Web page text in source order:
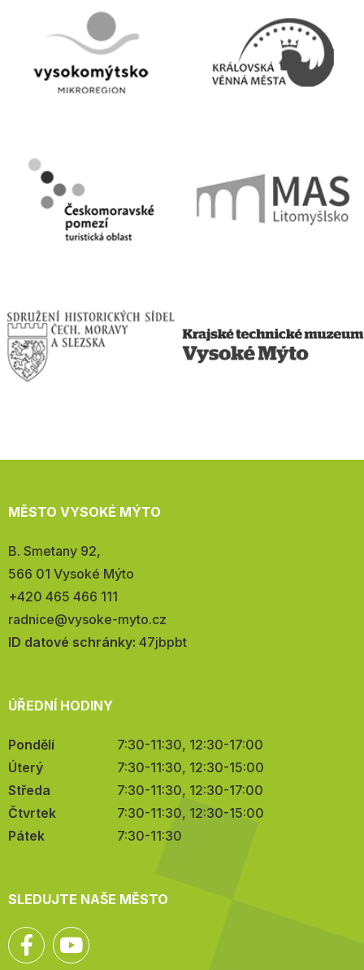
MĚSTO VYSOKÉ MÝTO
Adresa:
B. Smetany 92,
566 01 Vysoké Mýto
Telefon:
+420 465 466 111
E-
mail:
radnice@vysoke-myto.cz
ID datové schránky: 47jbpbt
ÚŘEDNÍ HODINY
Pondělí
7:30-11:30, 12:30-17:00
Úterý
7:30-11:30, 12:30-15:00
Středa
7:30-11:30, 12:30-17:00
Čtvrtek
7:30-11:30, 12:30-15:00
Pátek
7:30-11:30
SLEDUJTE NAŠE MĚSTO
Facebook